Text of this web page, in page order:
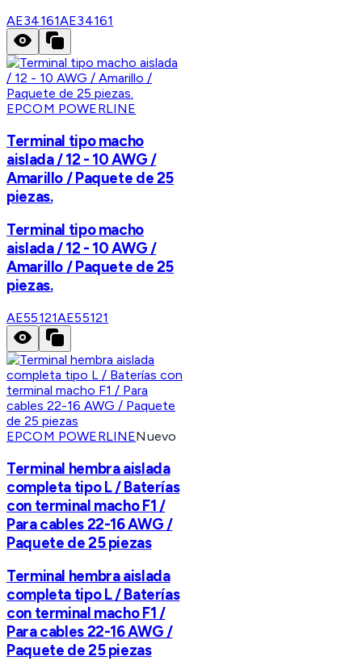
AE34161AE34161
EPCOM POWERLINE
Terminal tipo macho
aislada / 12 - 10 AWG /
Amarillo / Paquete de 25
piezas.
Terminal tipo macho
aislada / 12 - 10 AWG /
Amarillo / Paquete de 25
piezas.
AE55121AE55121
EPCOM POWERLINENuevo
Terminal hembra aislada
completa tipo L / Baterías
con terminal macho F1 /
Para cables 22-16 AWG /
Paquete de 25 piezas
Terminal hembra aislada
completa tipo L / Baterías
con terminal macho F1 /
Para cables 22-16 AWG /
Paquete de 25 piezas